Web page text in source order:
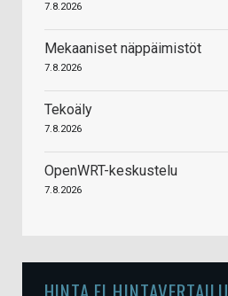
7.8.2026
Mekaaniset näppäimistöt
7.8.2026
Tekoäly
7.8.2026
OpenWRT-keskustelu
7.8.2026